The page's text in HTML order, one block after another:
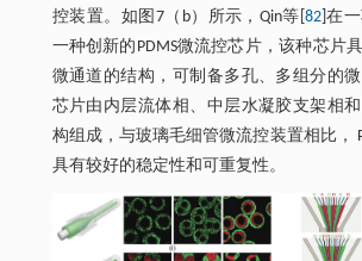
控装置。如图7（b）所示，Qin等[ 82]在
一种创新的PDMS微流控芯片，该种芯片
微通道的结构，可制备多孔、多组分的
芯片由内层流体相、中层水凝胶支架相
构组成，与玻璃毛细管微流控装置相比，
具有较好的稳定性和可重复性。